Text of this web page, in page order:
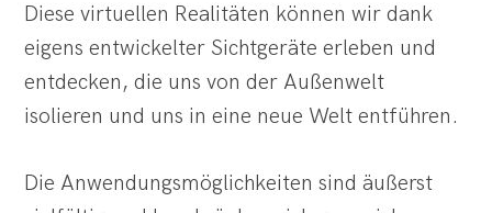
Diese virtuellen Realitäten können wir dank
eigens entwickelter Sichtgeräte erleben und
entdecken, die uns von der Außenwelt
isolieren und uns in eine neue Welt entführen.
Die Anwendungsmöglichkeiten sind äußerst